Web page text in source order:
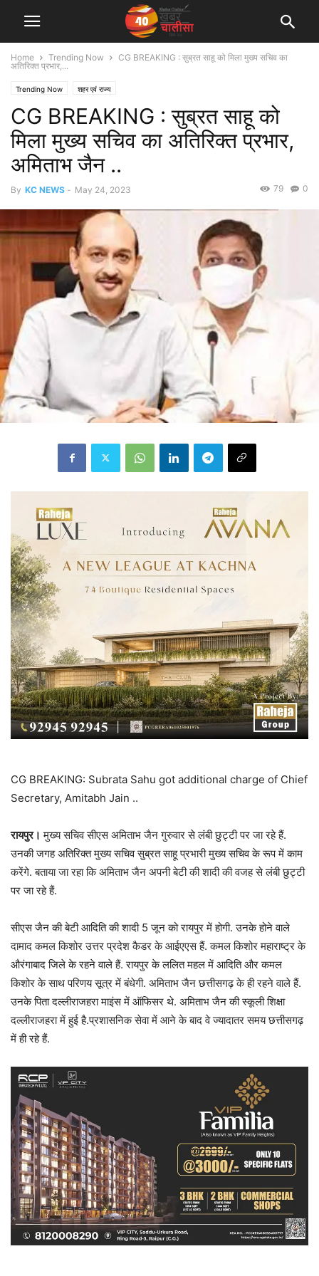
Home Trending Now
CG BREAKING : सुब्रत साहू को मिला मुख्य सचिव का
अतिरिक्त प्रभार,...
Trending Now शहर एवं राज्य
CG BREAKING : सुब्रत साहू को
मिला मुख्य सचिव का अतिरिक्त प्रभार,
अमिताभ जैन ..
By KC NEWS - May 24, 2023 0
79
CG BREAKING: Subrata Sahu got additional charge of Chief
Secretary, Amitabh Jain ..
रायपुर। मुख्य सचिव सीएस अमिताभ जैन गुरुवार से लंबी छुट्टी पर जा रहे हैं.
उनकी जगह अतिरिक्त मुख्य सचिव सुब्रत साहू प्रभारी मुख्य सचिव के रूप में काम
करेंगे. बताया जा रहा कि अमिताभ जैन अपनी बेटी की शादी की वजह से लंबी छुट्टी
पर जा रहे हैं.
सीएस जैन की बेटी आदिति की शादी 5 जून को रायपुर में होगी. उनके होने वाले
दामाद कमल किशोर उत्तर प्रदेश कैडर के आईएएस हैं. कमल किशोर महाराष्ट्र के
औरंगाबाद जिले के रहने वाले हैं. रायपुर के ललित महल में आदिति और कमल
किशोर के साथ परिणय सूत्र में बंधेगी. अमिताभ जैन छत्तीसगढ़ के ही रहने वाले हैं.
उनके पिता दल्लीराजहरा माइंस में ऑफिसर थे. अमिताभ जैन की स्कूली शिक्षा
दल्लीराजहरा में हुई है.प्रशासनिक सेवा में आने के बाद वे ज्यादातर समय छत्तीसगढ़
में ही रहे हैं.